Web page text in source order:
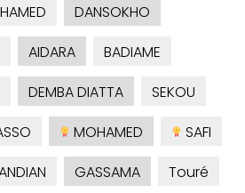
DANSOKHO
AIDARA
BADIAME
DEMBA DIATTA
SEKOU
MOHAMED
SAFI
GASSAMA
Touré